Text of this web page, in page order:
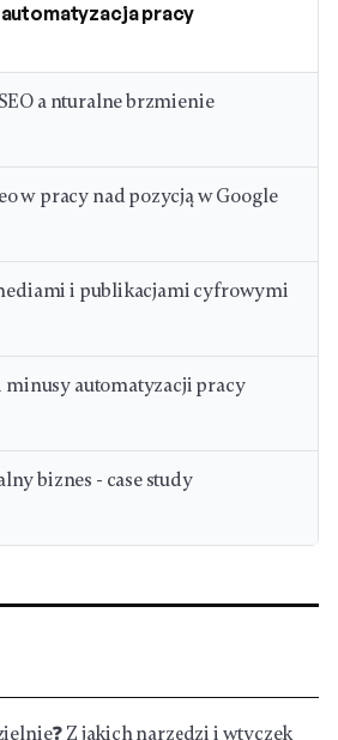
pracy
a nturalne brzmienie
w pracy nad pozycją w Google
i publikacjami cyfrowymi
minusy automatyzacji pracy
biznes - case study
Z jakich narzędzi i wtyczek